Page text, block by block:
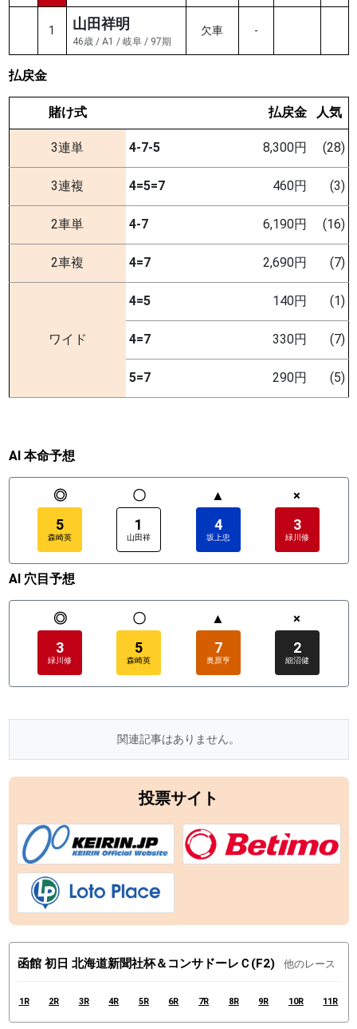
1 山田祥明
46歳 / A1 / 岐阜 / 97期
欠車 -
払戻金
賭け式 払戻金 人気
3連単 4-7-5 8,300円 (28)
3連複 4=5=7 460円 (3)
2車単 4-7 6,190円 (16)
2車複 4=7 2,690円 (7)
ワイド
4=5 140円 (1)
4=7 330円 (7)
5=7 290円 (5)
AI 本命予想
◎
5
森崎英
〇
1
山田祥
▲
4
坂上忠
×
3
緑川修
AI 穴目予想
◎
3
緑川修
〇
5
森崎英
▲
7
奥原亨
×
2
細沼健
関連記事はありません。
投票サイト
函館 初日 北海道新聞社杯＆コンサドーレＣ(F2) 他のレース
1R 2R 3R 4R 5R 6R 7R 8R 9R 10R 11R